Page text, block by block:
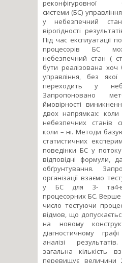
реконфігуровної
системи (БС)
у небезпечний
вірогідності
Під час експлуатації
процесорів БС
небезпечний стан (
бути реалізована
управління, без якої
переходить у
Запропоновано
ймовірності
двох напрямках: коли
небезпечних станів
коли – ні. Методи
статистичних
поведінки БС у
відповідні формули,
обґрунтування.
організації взаємо
у БС для 3- та4-
процесорних БС. Верше
число тестуючи
відмов, що
на новому
діагностичному
аналізі
загальна кількість
перевищує величини